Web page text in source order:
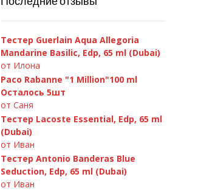
C.Dior «Fahrenheit» 100ml
Тестер Guerlain Aqua Allegoria
Mandarine Basilic, Edp, 65 ml (Dubai)
от Илона
Paco Rabanne "1 Million"100 ml
Осталось 5шт
от Саня
Тестер Lacoste Essential, Edp, 65 ml
(Dubai)
от Иван
Тестер Antonio Banderas Blue
Seduction, Edp, 65 ml (Dubai)
от Иван